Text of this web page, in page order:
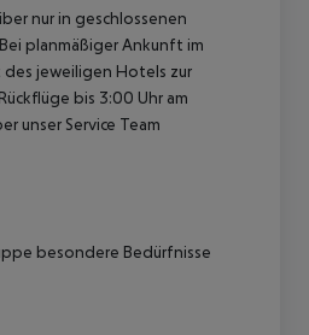
nur in geschlossenen
planmäßiger Ankunft im
jeweiligen Hotels zur
bis 3:00 Uhr am
unser Service Team
besondere Bedürfnisse